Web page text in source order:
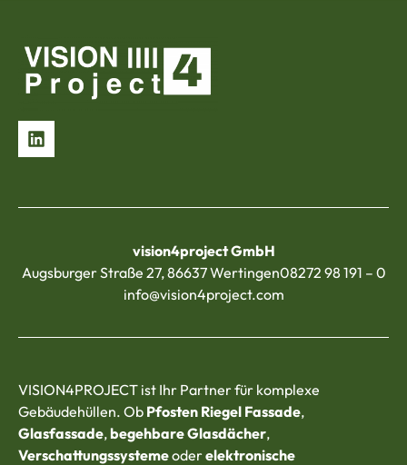
vision4project GmbH
Augsburger Straße 27, 86637 Wertingen08272 98 191 – 0
info@vision4project.com
VISION4PROJECT ist Ihr Partner für komplexe
Gebäudehüllen. Ob Pfosten Riegel Fassade,
Glasfassade,begehbare Glasdächer,
Verschattungssystemeoderelektronische